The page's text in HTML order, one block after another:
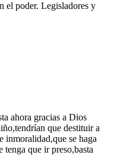
el poder. Legisladores y
ahora gracias a Dios
que destituir a
inmoralidad,que se haga
tenga que ir preso,basta